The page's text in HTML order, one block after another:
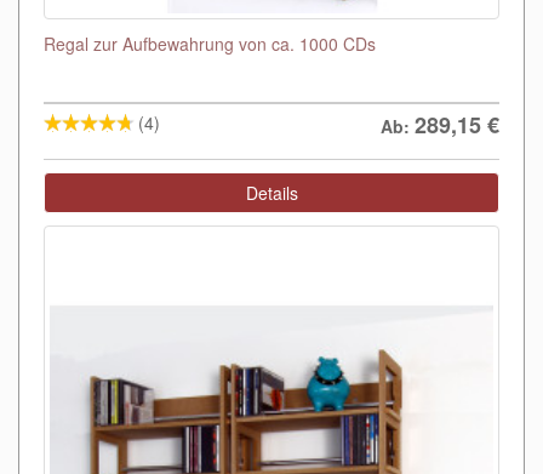
Regal zur Aufbewahrung von ca. 1000 CDs
(4) Ab: 289,15€
Details